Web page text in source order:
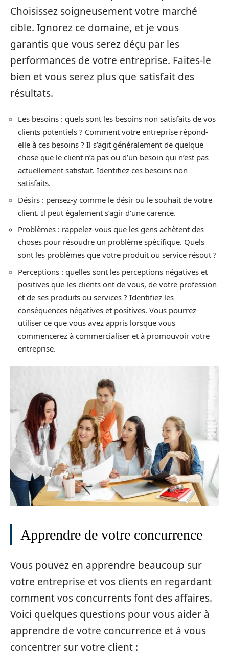
Choisissez soigneusement votre marché
cible. Ignorez ce domaine, et je vous
garantis que vous serez déçu par les
performances de votre entreprise. Faites-le
bien et vous serez plus que satisfait des
résultats.
Les besoins : quels sont les besoins non satisfaits de vos
clients potentiels ? Comment votre entreprise répond-
elle à ces besoins ? Il s’agit généralement de quelque
chose que le client n’a pas ou d’un besoin qui n’est pas
actuellement satisfait. Identifiez ces besoins non
satisfaits.
Désirs : pensez-y comme le désir ou le souhait de votre
client. Il peut également s’agir d’une carence.
Problèmes : rappelez-vous que les gens achètent des
choses pour résoudre un problème spécifique. Quels
sont les problèmes que votre produit ou service résout ?
Perceptions : quelles sont les perceptions négatives et
positives que les clients ont de vous, de votre profession
et de ses produits ou services ? Identifiez les
conséquences négatives et positives. Vous pourrez
utiliser ce que vous avez appris lorsque vous
commencerez à commercialiser et à promouvoir votre
entreprise.
Apprendre de votre concurrence
Vous pouvez en apprendre beaucoup sur
votre entreprise et vos clients en regardant
comment vos concurrents font des affaires.
Voici quelques questions pour vous aider à
apprendre de votre concurrence et à vous
concentrer sur votre client :